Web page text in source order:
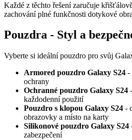
Každé z těchto řešení zaručuje
zachování plné funkčnosti dotykové
Pouzdra - Styl a
Vyberte si ideální pouzdro pro svůj
Armored pouzdro Galaxy S24 -
ochrany
Ochranné pouzdro Galaxy S24
každodenní použití
Pouzdro s klopou Galaxy S24 -
obrazovky a místo na karty
Silikonové pouzdro Galaxy S24
zabezpečení